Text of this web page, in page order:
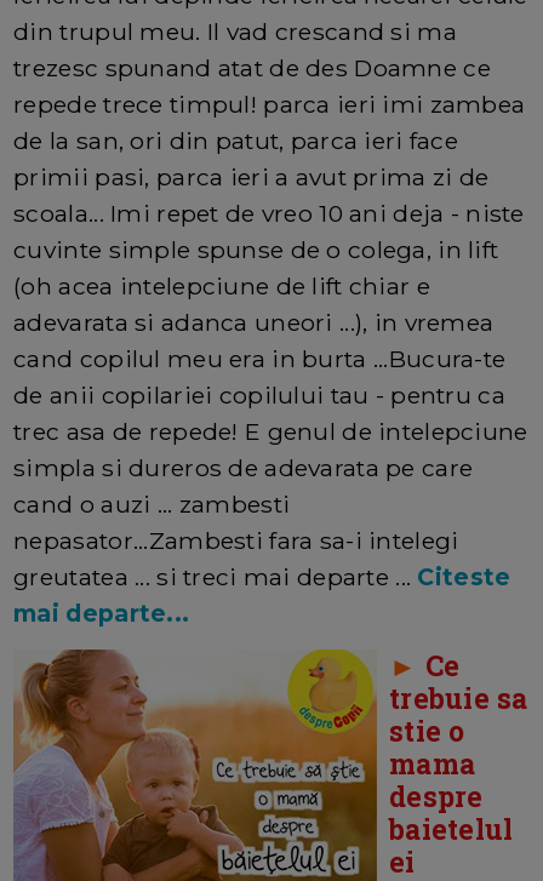
din trupul meu. Il vad crescand si ma
trezesc spunand atat de des Doamne ce
repede trece timpul! parca ieri imi zambea
de la san, ori din patut, parca ieri face
primii pasi, parca ieri a avut prima zi de
scoala... Imi repet de vreo 10 ani deja - niste
cuvinte simple spunse de o colega, in lift
(oh acea intelepciune de lift chiar e
adevarata si adanca uneori ...), in vremea
cand copilul meu era in burta ...Bucura-te
de anii copilariei copilului tau - pentru ca
trec asa de repede! E genul de intelepciune
simpla si dureros de adevarata pe care
cand o auzi ... zambesti
nepasator...Zambesti fara sa-i intelegi
greutatea ... si treci mai departe ... Citeste
mai departe...
► Ce
trebuie sa
stie o
mama
despre
baietelul
ei